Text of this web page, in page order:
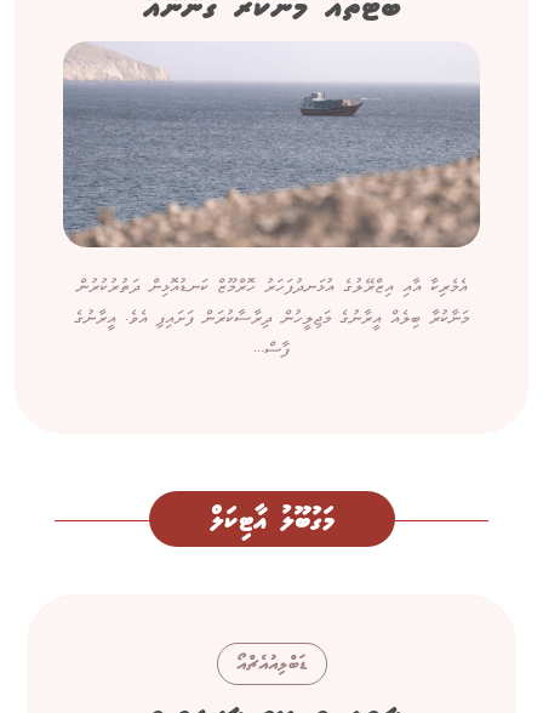
ބޯޓުތައް މަނާކުރާ ގާނޫނެއް
އެމެރިކާ އާއި އިޒްރޭލުގެ އުޅަނދުފަހަރު ހޮރްމޫޒް ކަނޑުއޮޅިން ދަތުރުކުރުން
މަނާކުރާ ބިލެއް އީރާނުގެ މަޖިލީހުން ދިރާސާކުރަން ފަށައިފި އެވެ. އީރާނުގެ
ފާސް...
މަގުބޫލު އާޓިކަލް
ޑަބްލިއުއެޗްއޯ